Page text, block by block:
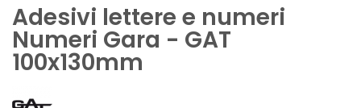
Adesivi lettere e numeri
Numeri Gara - GAT
100x130mm